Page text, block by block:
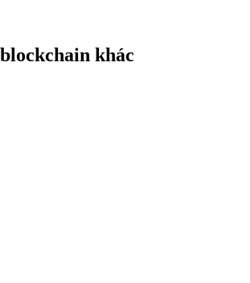
khác